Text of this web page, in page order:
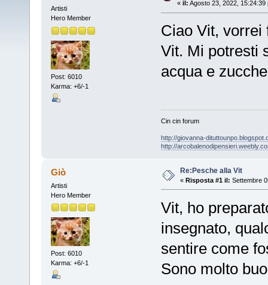
Artisti
Hero Member
Post: 6010
Karma: +6/-1
« il: Agosto 23, 2022, 15:24:39
Ciao Vit, vorrei
Vit. Mi potresti
acqua e
Cin cin forum
http://giovanna-
http://
Giò
Artisti
Hero Member
Post: 6010
Karma: +6/-1
Re:Pesche alla Vit
« Risposta #1 il: Settembre
Vit, ho
insegnato,
sentire come
Sono molto